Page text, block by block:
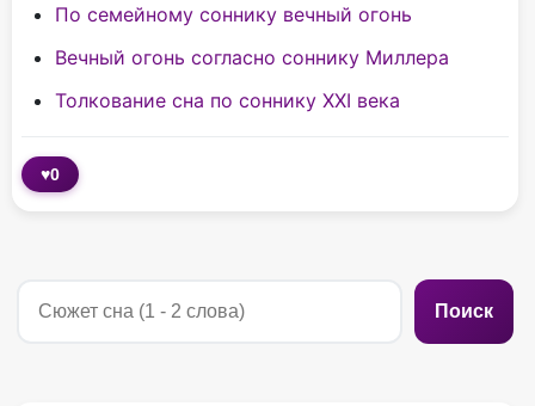
По cемейному соннику вечный огонь
Вечный огонь согласно соннику Миллера
Толкование сна по соннику XXI века
♥0
Поиск